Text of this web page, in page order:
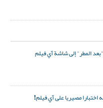
"بعد المطر" إلى شاشة آي فيلم
مصيريا على آي فيلم!